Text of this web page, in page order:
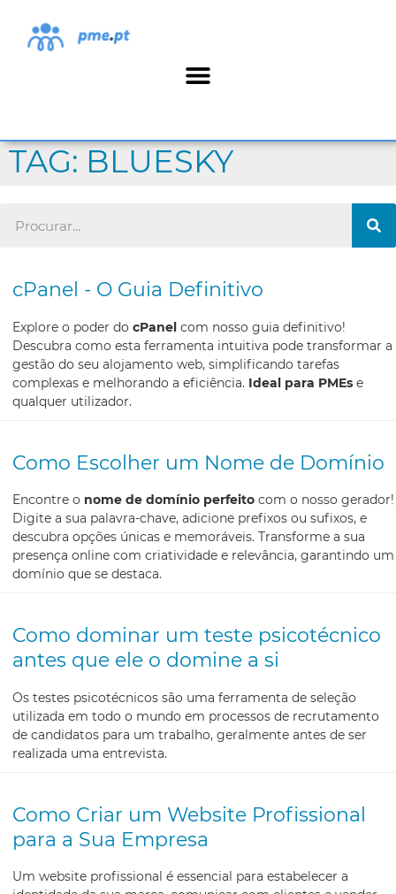
TAG: BLUESKY
cPanel - O Guia Definitivo
Explore o poder do cPanel com nosso guia definitivo!
Descubra como esta ferramenta intuitiva pode transformar a
gestão do seu alojamento web, simplificando tarefas
complexas e melhorando a eficiência. Ideal para PMEs e
qualquer utilizador.
Como Escolher um Nome de Domínio
Encontre o nome de domínio perfeito com o nosso gerador!
Digite a sua palavra-chave, adicione prefixos ou sufixos, e
descubra opções únicas e memoráveis. Transforme a sua
presença online com criatividade e relevância, garantindo um
domínio que se destaca.
Como dominar um teste psicotécnico
antes que ele o domine a si
Os testes psicotécnicos são uma ferramenta de seleção
utilizada em todo o mundo em processos de recrutamento
de candidatos para um trabalho, geralmente antes de ser
realizada uma entrevista.
Como Criar um Website Profissional
para a Sua Empresa
Um website profissional é essencial para estabelecer a